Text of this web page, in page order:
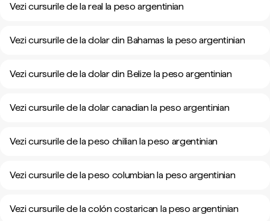
Vezi cursurile de la real la peso argentinian
Vezi cursurile de la dolar din Bahamas la peso argentinian
Vezi cursurile de la dolar din Belize la peso argentinian
Vezi cursurile de la dolar canadian la peso argentinian
Vezi cursurile de la peso chilian la peso argentinian
Vezi cursurile de la peso columbian la peso argentinian
Vezi cursurile de la colón costarican la peso argentinian